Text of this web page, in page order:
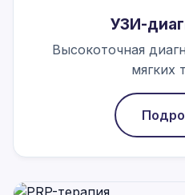
УЗИ-
Высокоточная
мягких